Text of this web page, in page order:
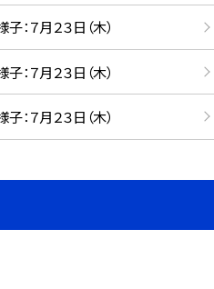
７月２３日（木）
７月２３日（木）
７月２３日（木）